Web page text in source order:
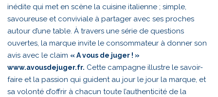
inédite qui met en scène la cuisine italienne ; simple,
savoureuse et conviviale à partager avec ses proches
autour d’une table. À travers une série de questions
ouvertes, la marque invite le consommateur à donner son
avis avec le claim « A vous de juger ! »
www.avousdejuger.fr. Cette campagne illustre le savoir-
faire et la passion qui guident au jour le jour la marque, et
sa volonté d’offrir à chacun toute l’authenticité de la